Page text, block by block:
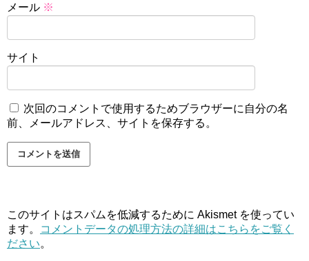
メール ※
サイト
次回のコメントで使用するためブラウザーに自分の名
前、メールアドレス、サイトを保存する。
このサイトはスパムを低減するために Akismet を使ってい
ます。
コメントデータの処理方法の詳細はこちらをご覧く
ださい。